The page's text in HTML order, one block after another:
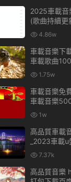
2025車載音
(歌曲持續更
4.86w
車載音樂下
車載歌曲
費 1.75w
車載音樂免
車載音樂
1w
高品質車載
_2023車載
載 7.37k
高品質音樂